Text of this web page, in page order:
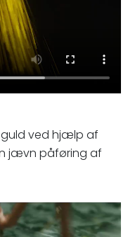
guld ved hjælp af
jævn påføring af